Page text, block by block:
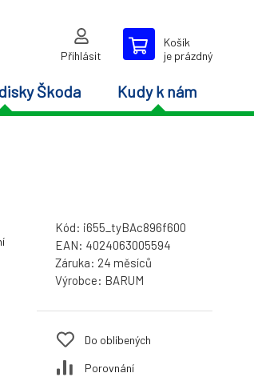
Přihlásit
Košík
je prázdný
Škoda Kudy k nám
Kód: i655_tyBAc896f600
EAN: 4024063005594
Záruka: 24 měsíců
Výrobce: BARUM
Do oblíbených
Porovnání